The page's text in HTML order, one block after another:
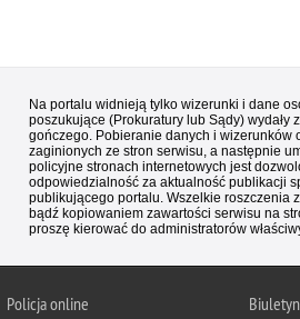
Na portalu widnieją tylko wizerunki i dane
poszukujące (Prokuratury lub Sądy) wydały
gończego. Pobieranie danych i wizerunków
zaginionych ze stron serwisu, a następnie
policyjne stronach internetowych jest
odpowiedzialność za aktualność publikacji
publikującego portalu. Wszelkie roszczenia
bądź kopiowaniem zawartości serwisu na
proszę kierować do administratorów
Policjaonline